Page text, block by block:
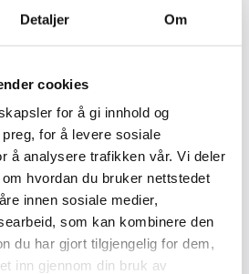
Detaljer Om
cookies
for å gi innhold og
for å levere sosiale
å analysere trafikken vår. Vi deler
hvordan du bruker nettstedet
innen sosiale medier,
som kan kombinere den
du har gjort tilgjengelig for dem,
inn gjennom din bruk av
tiltak for en tryggere
2022 for å stille
som er under konstant